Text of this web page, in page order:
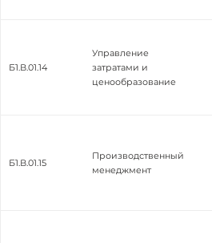
Б1.В.01.14
Управление
затратами и
ценообразование
Б1.В.01.15
Производственный
менеджмент